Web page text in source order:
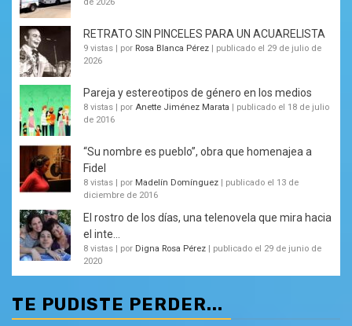
RETRATO SIN PINCELES PARA UN ACUARELISTA
9 vistas | por Rosa Blanca Pérez | publicado el 29 de julio de
2026
Pareja y estereotipos de género en los medios
8 vistas | por Anette Jiménez Marata | publicado el 18 de julio
de 2016
“Su nombre es pueblo”, obra que homenajea a
Fidel
8 vistas | por Madelín Domínguez | publicado el 13 de
diciembre de 2016
El rostro de los días, una telenovela que mira hacia
el inte...
8 vistas | por Digna Rosa Pérez | publicado el 29 de junio de
2020
TE PUDISTE PERDER...